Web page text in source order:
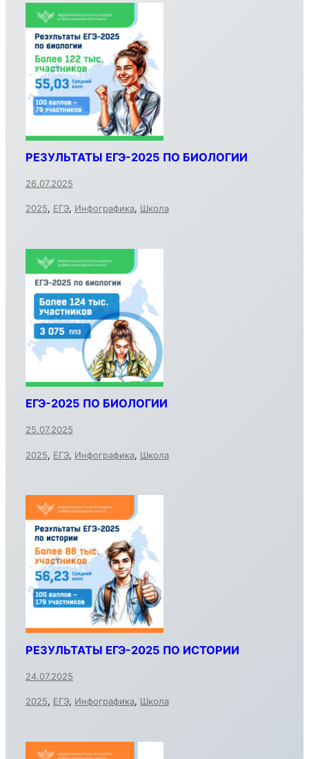
РЕЗУЛЬТАТЫ ЕГЭ-2025 ПО БИОЛОГИИ
26.07.2025
2025, ЕГЭ, Инфографика, Школа
ЕГЭ-2025 ПО БИОЛОГИИ
25.07.2025
2025, ЕГЭ, Инфографика, Школа
РЕЗУЛЬТАТЫ ЕГЭ-2025 ПО ИСТОРИИ
24.07.2025
2025, ЕГЭ, Инфографика, Школа